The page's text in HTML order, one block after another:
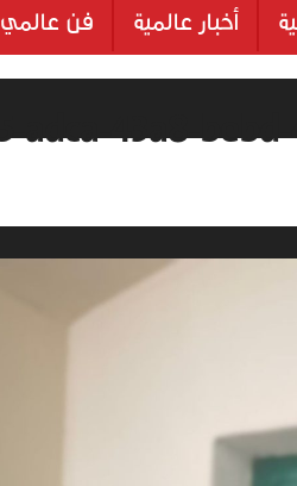
أخبار عالمية فن عالمي
adca-43a8-